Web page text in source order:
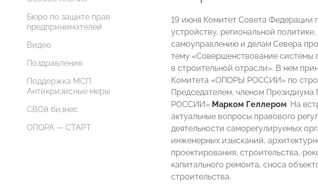
Бюро по защите прав
предпринимателей
Видео
Поздравления
Поддержка МСП.
Антикризисные меры
СВОй бизнес
ОПОРА — СТАРТ
19 июня Комитет Совета Федерации
устройству, региональной
самоуправлению и делам Севера
тему «Совершенствование системы
в строительной отрасли». В нем
Комитета «ОПОРЫ РОССИИ» по
Председателем, членом
РОССИИ» Марком Геллером. На
актуальные вопросы правового
деятельности саморегулируемых
инженерных изысканий,
проектирования, строительства,
капитального ремонта, сноса
строительства.